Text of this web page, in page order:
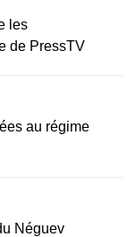
les
de PressTV
au régime
Néguev